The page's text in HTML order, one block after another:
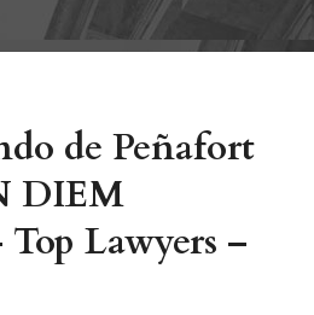
de Peñafort
DIEM
Lawyers –